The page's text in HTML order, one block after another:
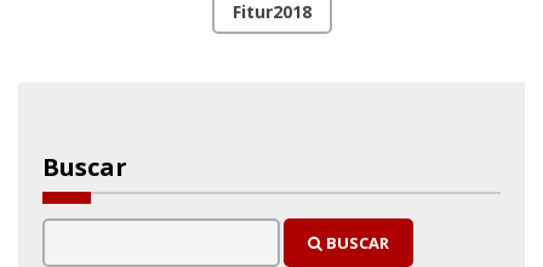
Fitur2018
Buscar
BUSCAR